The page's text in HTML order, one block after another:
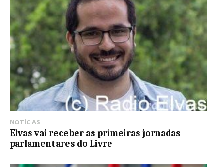
NOTÍCIAS
Elvas vai receber as primeiras jornadas
parlamentares do Livre